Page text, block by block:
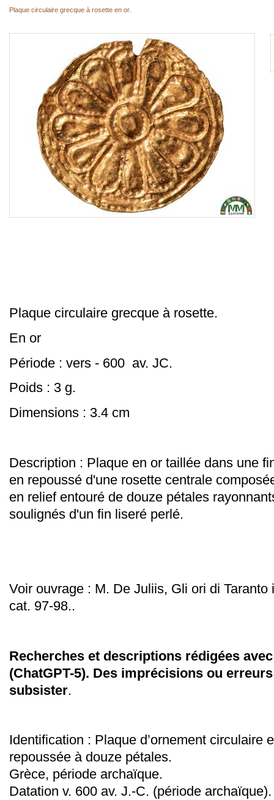
Plaque circulaire grecque à rosette en or.
Plaque circulaire grecque à rosette.
En or
Période : vers - 600 av. JC.
Poids : 3 g.
Dimensions : 3.4 cm
Description : Plaque en or taillée dans une
en repoussé d'une rosette centrale
en relief entouré de douze pétales
soulignés d'un fin liseré perlé.
Voir ouvrage : M. De Juliis, Gli ori di
cat. 97-98..
Recherches et descriptions rédigées avec
(ChatGPT-5). Des imprécisions ou
subsister.
Identification : Plaque d’ornement circulaire
repoussée à douze pétales.
Grèce, période archaïque.
Datation v. 600 av. J.-C. (période archaïque).